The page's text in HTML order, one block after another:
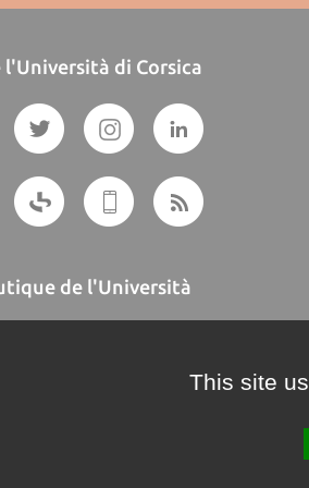
l'Università di Corsica
de l'Università
This site